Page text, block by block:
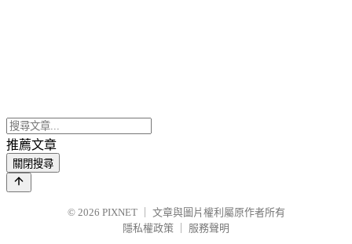
推薦文章
關閉搜尋
© 2026 PIXNET
文章與圖片權利屬原作者所有
隱私權政策
服務聲明